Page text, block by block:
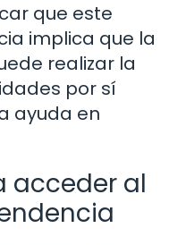
que este
implica que la
realizar la
por sí
ayuda en
acceder al